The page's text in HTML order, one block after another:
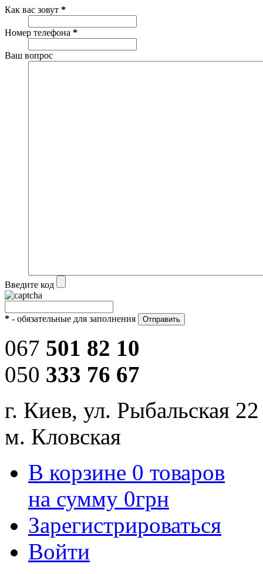
Как вас зовут *
Номер телефона *
Ваш вопрос
Введите код
* - обязательные для заполнения
067 501 82 10
050 333 76 67
г. Киев, ул. Рыбальская 22
м. Кловская
В корзине 0 товаров
на сумму 0грн
Зарегистрироваться
Войти